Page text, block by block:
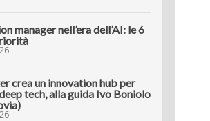
manager nell’era dell’AI: le 6
crea un innovation hub per
tech, alla guida Ivo Boniolo